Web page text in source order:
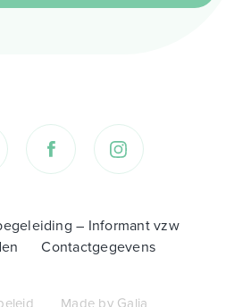
– Informant vzw
Contactgegevens
Made by Galia